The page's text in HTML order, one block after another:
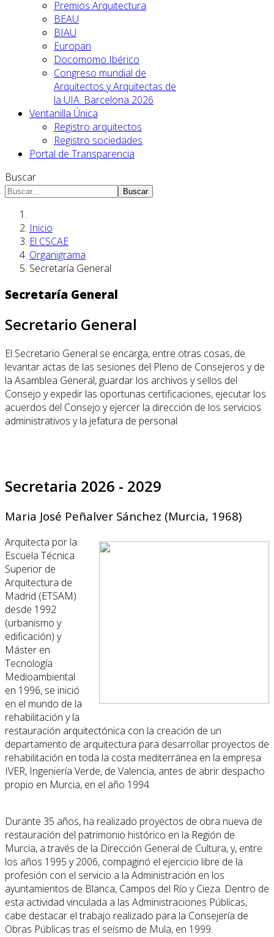
Premios Arquitectura
BEAU
BIAU
Europan
Docomomo Ibérico
Congreso mundial de
Arquitectos y Arquitectas de
la UIA. Barcelona 2026
Ventanilla Única
Registro arquitectos
Registro sociedades
Portal de Transparencia
Buscar
Buscar
Inicio
El CSCAE
Organigrama
Secretaría General
Secretaría General
Secretario General
El Secretario General se encarga, entre otras cosas, de
levantar actas de las sesiones del Pleno de Consejeros y de
la Asamblea General, guardar los archivos y sellos del
Consejo y expedir las oportunas certificaciones, ejecutar los
acuerdos del Consejo y ejercer la dirección de los servicios
administrativos y la jefatura de personal
Secretaria 2026 - 2029
Maria José Peñalver Sánchez (Murcia, 1968)
Arquitecta por la
Escuela Técnica
Superior de
Arquitectura de
Madrid (ETSAM)
desde 1992
(urbanismo y
edificación) y
Máster en
Tecnología
Medioambiental
en 1996, se inició
en el mundo de la
rehabilitación y la
restauración arquitectónica con la creación de un
departamento de arquitectura para desarrollar proyectos de
rehabilitación en toda la costa mediterránea en la empresa
IVER, Ingeniería Verde, de Valencia, antes de abrir despacho
propio en Murcia, en el año 1994.
Durante 35 años, ha realizado proyectos de obra nueva de
restauración del patrimonio histórico en la Región de
Murcia, a través de la Dirección General de Cultura, y, entre
los años 1995 y 2006, compaginó el ejercicio libre de la
profesión con el servicio a la Administración en los
ayuntamientos de Blanca, Campos del Río y Cieza. Dentro de
esta actividad vinculada a las Administraciones Públicas,
cabe destacar el trabajo realizado para la Consejería de
Obras Públicas tras el seísmo de Mula, en 1999.